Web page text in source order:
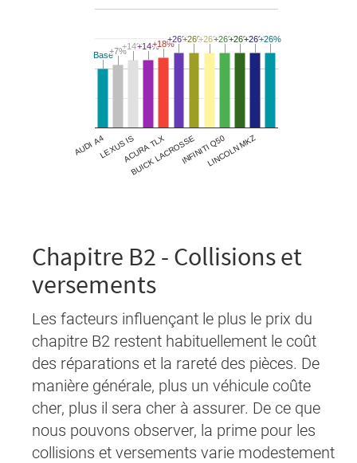
Chapitre B2 - Collisions et
versements
Les facteurs influençant le plus le prix du
chapitre B2 restent habituellement le coût
des réparations et la rareté des pièces. De
manière générale, plus un véhicule coûte
cher, plus il sera cher à assurer. De ce que
nous pouvons observer, la prime pour les
collisions et versements varie modestement